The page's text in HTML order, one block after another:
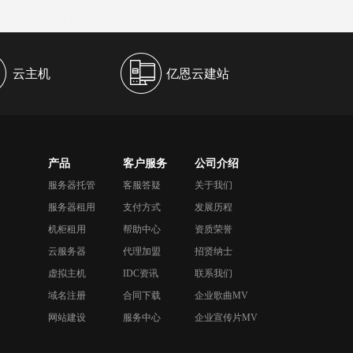
云主机 亿恩云建站
产品
服务器托管
服务器租用
机柜租用
云服务器
虚拟主机
域名注册
网站建设
客户服务
客服答疑
支付方式
帮助中心
代理加盟
IDC资讯
合同下载
服务中心
公司介绍
关于我们
发展历程
资质荣誉
招贤纳士
联系我们
企业歌曲MV
企业宣传片MV